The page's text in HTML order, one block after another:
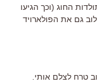
החוג (וכך הגיעו
גם את הפולארויד
טרח לצלם אותי.